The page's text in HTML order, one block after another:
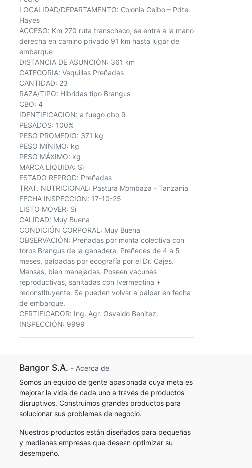
LOCALIDAD/DEPARTAMENTO: Colonia Ceibo – Pdte.
Hayes
ACCESO: Km 270 ruta transchaco, se entra a la mano
derecha en camino privado 91 km hasta lugar de
embarque
DISTANCIA DE ASUNCIÓN: 361 km
CATEGORIA: Vaquillas Preñadas
CANTIDAD: 23
RAZA/TIPO: Hibridas tipo Brangus
CBO: 4
IDENTIFICACION: a fuego cbo 9
PESADOS: 100%
PESO PROMEDIO: 371 kg
PESO MÍNIMO: kg
PESO MÁXIMO: kg
MARCA LÍQUIDA: Si
ESTADO REPROD: Preñadas
TRAT. NUTRICIONAL: Pastura Mombaza - Tanzania
FECHA INSPECCION: 17-10-25
LISTO MOVER: Si
CALIDAD: Muy Buena
CONDICIÓN CORPORAL: Muy Buena
OBSERVACIÓN: Preñadas por monta colectiva con
toros Brangus de la ganadera. Preñeces de 4 a 5
meses, palpadas por ecografía por el Dr. Cajes.
Mansas, bien manejadas. Poseen vacunas
reproductivas, sanitadas con Ivermectina +
reconstituyente. Se pueden volver a palpar en fecha
de embarque.
CERTIFICADOR: Ing. Agr. Osvaldo Benitez.
INSPECCIÓN: 9999
Bangor S.A. - Acerca de
Somos un equipo de gente apasionada cuya meta es
mejorar la vida de cada uno a través de productos
disruptivos. Construimos grandes productos para
solucionar sus problemas de negocio.
Nuestros productos están diseñados para pequeñas
y medianas empresas que desean optimizar su
desempeño.